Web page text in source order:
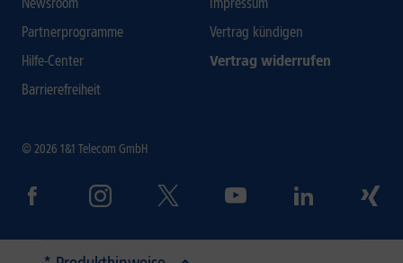
Partnerprogramme
Hilfe-Center
Barrierefreiheit
Vertrag kündigen
Vertrag widerrufen
© 2026 1&1 Telecom GmbH